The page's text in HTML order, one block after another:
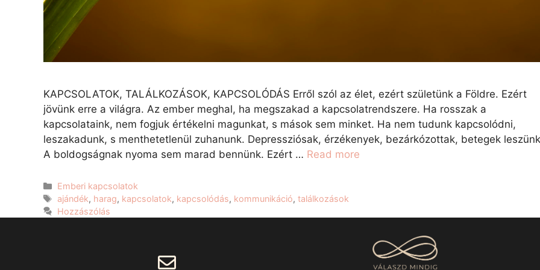
KAPCSOLATOK, TALÁLKOZÁSOK, KAPCSOLÓDÁS Erről szól az élet, ezért születünk a Földre. Ezért
jövünk erre a világra. Az ember meghal, ha megszakad a kapcsolatrendszere. Ha rosszak a
kapcsolataink, nem fogjuk értékelni magunkat, s mások sem minket. Ha nem tudunk kapcsolódni,
leszakadunk, s menthetetlenül zuhanunk. Depressziósak, érzékenyek, bezárkózottak, betegek
A boldogságnak nyoma sem marad bennünk. Ezért … Read more
Emberi kapcsolatok
ajándék, harag, kapcsolatok, kapcsolódás, kommunikáció,találkozások
Hozzászólás